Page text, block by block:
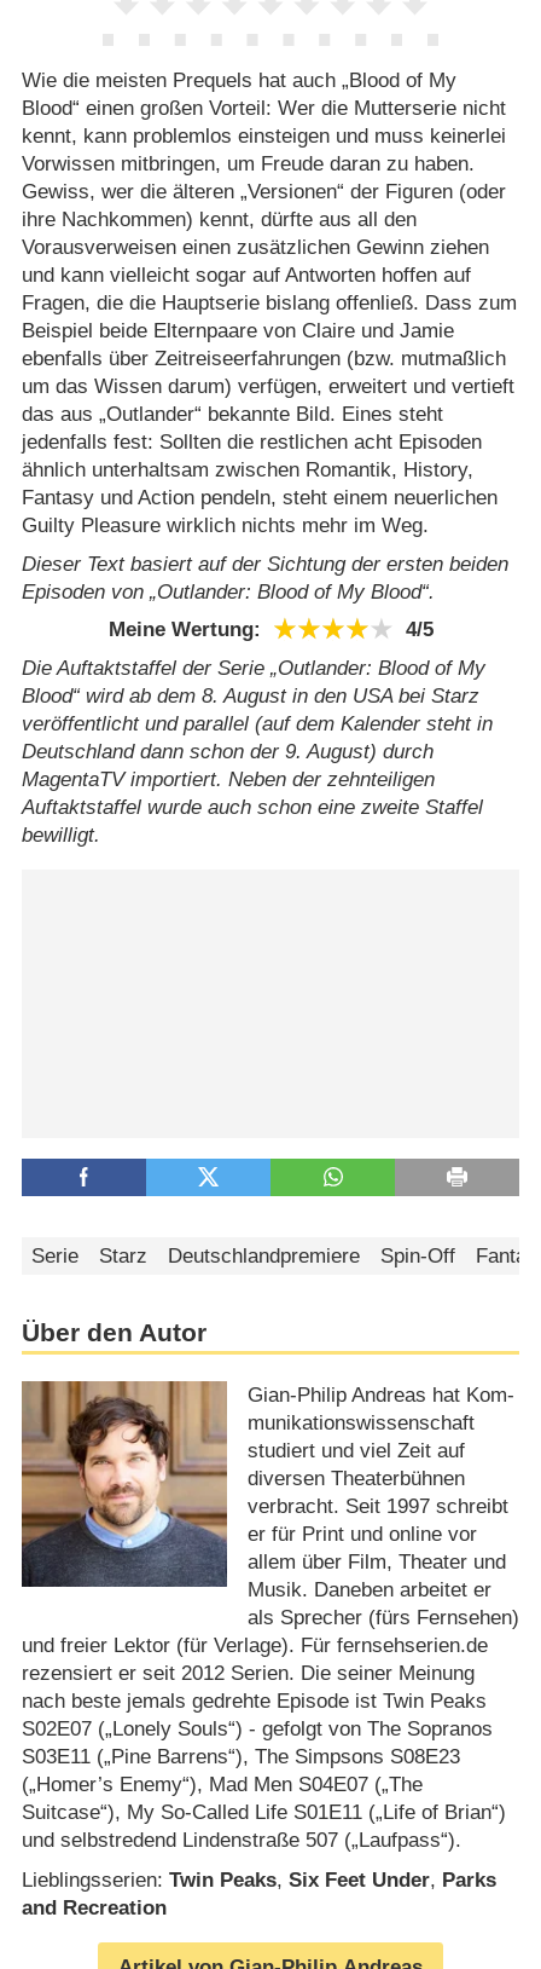
Wie die meisten Prequels hat auch „Blood of My
Blood“ einen großen Vorteil: Wer die Mutterserie nicht
kennt, kann problemlos einsteigen und muss keinerlei
Vorwissen mitbringen, um Freude daran zu haben.
Gewiss, wer die älteren „Versionen“ der Figuren (oder
ihre Nachkommen) kennt, dürfte aus all den
Vorausverweisen einen zusätzlichen Gewinn ziehen
und kann vielleicht sogar auf Antworten hoffen auf
Fragen, die die Hauptserie bislang offenließ. Dass zum
Beispiel beide Elternpaare von Claire und Jamie
ebenfalls über Zeitreiseerfahrungen (bzw. mutmaßlich
um das Wissen darum) verfügen, erweitert und vertieft
das aus „Outlander“ bekannte Bild. Eines steht
jedenfalls fest: Sollten die restlichen acht Episoden
ähnlich unterhaltsam zwischen Romantik, History,
Fantasy und Action pendeln, steht einem neuerlichen
Guilty Pleasure wirklich nichts mehr im Weg.
Dieser Text basiert auf der Sichtung der ersten beiden
Episoden von „Outlander: Blood of My Blood“.
Meine Wertung:
4/​5
Die Auftaktstaffel der Serie „Outlander: Blood of My
Blood“ wird ab dem 8. August in den USA bei Starz
veröffentlicht und parallel (auf dem Kalender steht in
Deutschland dann schon der 9. August) durch
MagentaTV importiert. Neben der zehnteiligen
Auftaktstaffel wurde auch schon eine zweite Staffel
bewilligt.
Serie Starz Deutschlandpremiere Spin-Off
Über den Autor
Gian-Philip Andreas hat Kom­
mu­ni­ka­tions­wis­sen­schaft
studiert und viel Zeit auf
diversen Theaterbühnen
verbracht. Seit 1997 schreibt
er für Print und online vor
allem über Film, Theater und
Musik. Daneben arbeitet er
als Sprecher (fürs Fernsehen)
und freier Lektor (für Verlage). Für fernsehserien.de
rezensiert er seit 2012 Serien. Die seiner Meinung
nach beste jemals gedrehte Episode ist Twin Peaks
S02E07 („Lonely Souls“) ­- gefolgt von The Sopranos
S03E11 („Pine Barrens“), The Simpsons S08E23
(„Homer’s Enemy“), Mad Men S04E07 („The
Suitcase“), My So-Called Life S01E11 („Life of Brian“)
und selbstredend Lindenstraße 507 („Laufpass“).
Lieblingsserien: Twin Peaks, Six Feet Under, Parks
and Recreation